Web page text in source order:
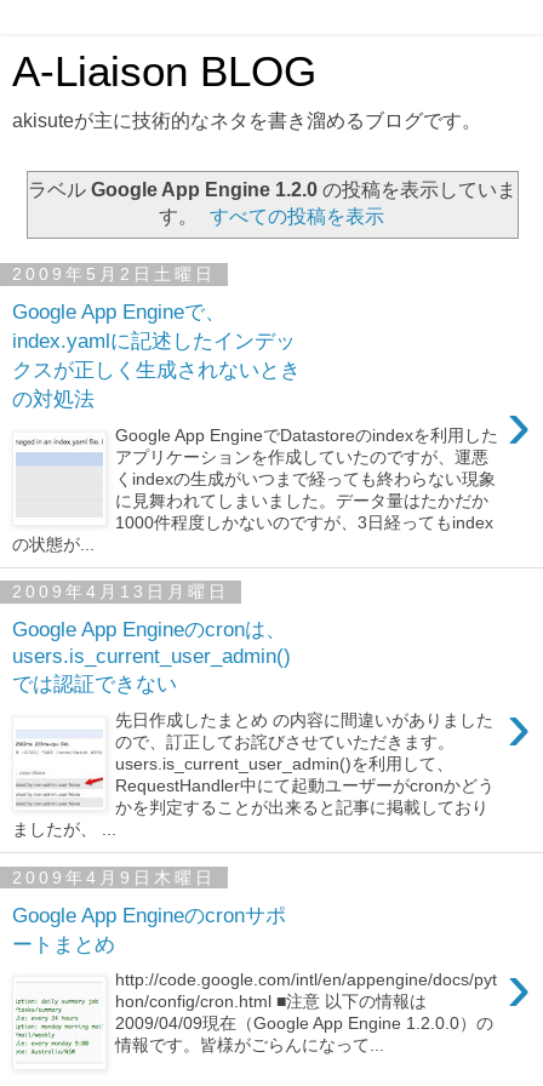
A-Liaison BLOG
akisuteが主に技術的なネタを書き溜めるブログです。
ラベル Google App Engine 1.2.0の投稿を表示していま
す。
すべての投稿を表示
2009年5月2日土曜日
Google App Engineで、
index.yamlに記述したインデッ
クスが正しく生成されないとき
の対処法
›
Google App EngineでDatastoreのindexを利用した
アプリケーションを作成していたのですが、運悪
くindexの生成がいつまで経っても終わらない現象
に見舞われてしまいました。データ量はたかだか
1000件程度しかないのですが、3日経ってもindex
の状態が...
2009年4月13日月曜日
Google App Engineのcronは、
users.is_current_user_admin()
では認証できない
›
先日作成したまとめ の内容に間違いがありました
ので、訂正してお詫びさせていただきます。
users.is_current_user_admin()を利用して、
RequestHandler中にて起動ユーザーがcronかどう
かを判定することが出来ると記事に掲載しており
ましたが、 ...
2009年4月9日木曜日
Google App Engineのcronサポ
ートまとめ
›
http://code.google.com/intl/en/appengine/docs/pyt
hon/config/cron.html ■注意 以下の情報は
2009/04/09現在（Google App Engine 1.2.0.0）の
情報です。皆様がごらんになって...